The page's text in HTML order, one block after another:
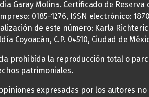
Garay Molina. Certificado de Reserva
0185-1276, ISSN electrónico:
de este número: Karla
Coyoacán, C.P. 04510, Ciudad de
prohibida la reproducción total o
patrimoniales.
expresadas por los autores